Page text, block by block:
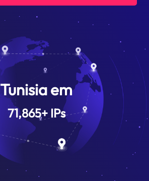
Tunisia em
71,865+IPs